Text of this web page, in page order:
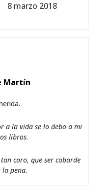
8 marzo 2018
Martín
a la vida se lo debo a mi
libros.
caro, que ser cobarde
la pena.